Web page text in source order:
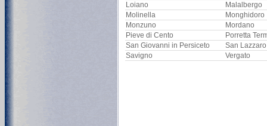
Loiano
Malalbergo
Molinella
Monghidoro
Monzuno
Mordano
Pieve di Cento
Porretta
San Giovanni in Persiceto
San
Savigno
Vergato